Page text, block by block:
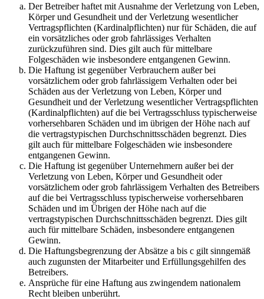
Der Betreiber haftet mit Ausnahme der Verletzung von Leben,
Körper und Gesundheit und der Verletzung wesentlicher
Vertragspflichten (Kardinalpflichten) nur für Schäden, die auf
ein vorsätzliches oder grob fahrlässiges Verhalten
zurückzuführen sind. Dies gilt auch für mittelbare
Folgeschäden wie insbesondere entgangenen Gewinn.
Die Haftung ist gegenüber Verbrauchern außer bei
vorsätzlichem oder grob fahrlässigem Verhalten oder bei
Schäden aus der Verletzung von Leben, Körper und
Gesundheit und der Verletzung wesentlicher Vertragspflichten
(Kardinalpflichten) auf die bei Vertragsschluss typischerweise
vorhersehbaren Schäden und im übrigen der Höhe nach auf
die vertragstypischen Durchschnittsschäden begrenzt. Dies
gilt auch für mittelbare Folgeschäden wie insbesondere
entgangenen Gewinn.
Die Haftung ist gegenüber Unternehmern außer bei der
Verletzung von Leben, Körper und Gesundheit oder
vorsätzlichem oder grob fahrlässigem Verhalten des Betreibers
auf die bei Vertragsschluss typischerweise vorhersehbaren
Schäden und im Übrigen der Höhe nach auf die
vertragstypischen Durchschnittsschäden begrenzt. Dies gilt
auch für mittelbare Schäden, insbesondere entgangenen
Gewinn.
Die Haftungsbegrenzung der Absätze a bis c gilt sinngemäß
auch zugunsten der Mitarbeiter und Erfüllungsgehilfen des
Betreibers.
Ansprüche für eine Haftung aus zwingendem nationalem
Recht bleiben unberührt.